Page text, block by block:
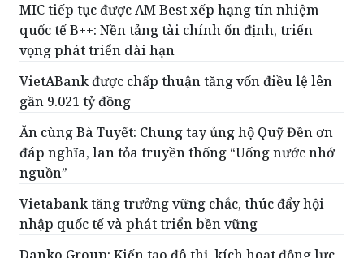
MIC tiếp tục được AM Best xếp hạng tín nhiệm
quốc tế B++: Nền tảng tài chính ổn định, triển
vọng phát triển dài hạn
VietABank được chấp thuận tăng vốn điều lệ lên
gần 9.021 tỷ đồng
Ăn cùng Bà Tuyết: Chung tay ủng hộ Quỹ Đền ơn
đáp nghĩa, lan tỏa truyền thống “Uống nước nhớ
nguồn”
Vietabank tăng trưởng vững chắc, thúc đẩy hội
nhập quốc tế và phát triển bền vững